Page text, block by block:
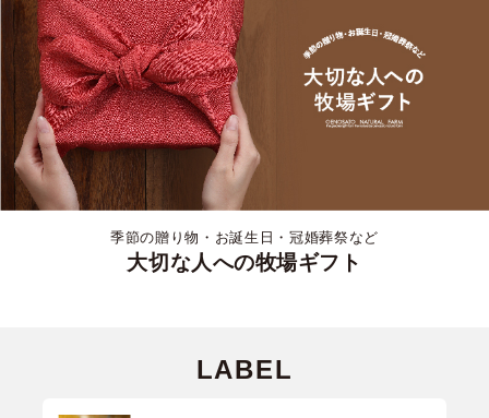
季節の贈り物・お誕生日・冠婚葬祭など
大切な人への牧場ギフト
LABEL